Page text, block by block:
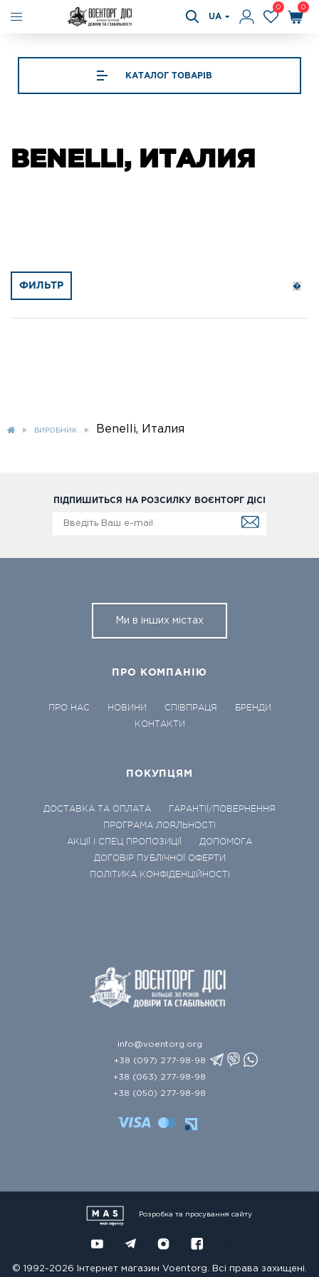
UA
0 0
КАТАЛОГ ТОВАРІВ
BENELLI, ИТАЛИЯ
ФИЛЬТР
ВИРОБНИК Benelli, Италия
ПІДПИШИТЬСЯ НА РОЗСИЛКУ ВОЄНТОРГ ДІСІ
Ми в інших містах
ПРО КОМПАНІЮ
ПРО НАС НОВИНИ СПІВПРАЦЯ
БРЕНДИ
КОНТАКТИ
ПОКУПЦЯМ
ДОСТАВКА ТА ОПЛАТА
ГАРАНТІЇ/ПОВЕРНЕННЯ
ПРОГРАМА ЛОЯЛЬНОСТІ
АКЦІЇ І СПЕЦ ПРОПОЗИЦІЇ
ДОПОМОГА
ДОГОВІР ПУБЛІЧНОЇ ОФЕРТИ
ПОЛІТИКА КОНФІДЕНЦІЙНОСТІ
info@voentorg.org
+38 (097) 277-98-98
+38 (063) 277-98-98
+38 (050) 277-98-98
© 1992-2026 Інтернет магазин Voentorg. Всі права захищені.
Розробка та просування сайту